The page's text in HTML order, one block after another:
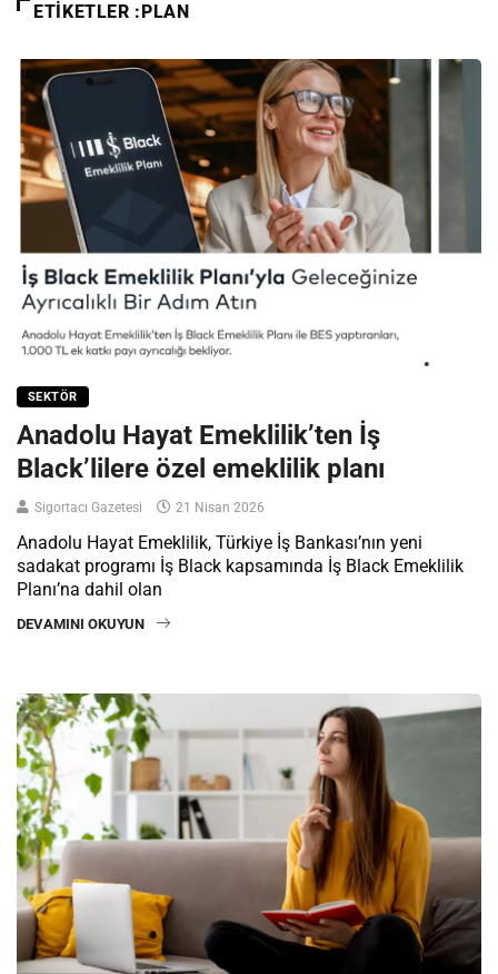
ETIKETLER :PLAN
SEKTÖR
Anadolu Hayat Emeklilik’ten İş
Black’lilere özel emeklilik planı
Sigortacı Gazetesi 21 Nisan 2026
Anadolu Hayat Emeklilik, Türkiye İş Bankası’nın yeni
sadakat programı İş Black kapsamında İş Black Emeklilik
Planı’na dahil olan
DEVAMINI OKUYUN